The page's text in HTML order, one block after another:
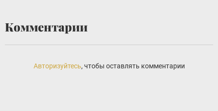
Комментарии
Авторизуйтесь, чтобы оставлять комментарии